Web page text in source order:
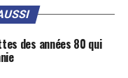
des années 80 qui